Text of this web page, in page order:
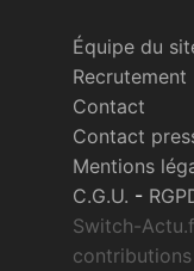
Équipe du
Recrutement
Contact
Contact
Mentions
C.G.U. -
Switch-